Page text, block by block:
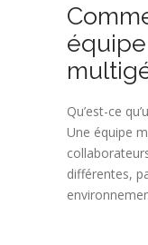
équipe
Qu’est-ce
Une équipe
différentes,